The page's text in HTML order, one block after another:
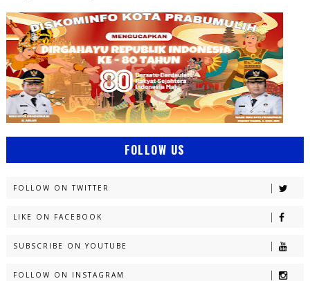
FOLLOW US
FOLLOW ON TWITTER
LIKE ON FACEBOOK
SUBSCRIBE ON YOUTUBE
FOLLOW ON INSTAGRAM